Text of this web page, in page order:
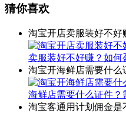
猜你喜欢
淘宝开店卖服装好不好
卖服装好不好赚？如何
淘宝开海鲜店需要什么
海鲜店需要什么证件？
淘宝客通用计划佣金是